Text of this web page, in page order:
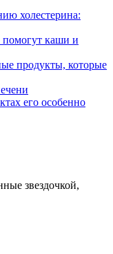
холестерина:
помогут каши и
продукты, которые
его особенно
звездочкой,